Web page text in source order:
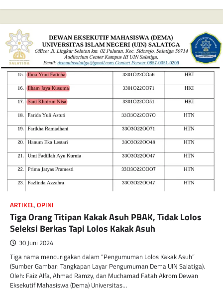
ARTIKEL, OPINI
Tiga Orang Titipan Kakak Asuh PBAK, Tidak Lolos
Seleksi Berkas Tapi Lolos Kakak Asuh
30 Juni 2024
Tiga nama mencurigakan dalam “Pengumuman Lolos Kakak Asuh”
(Sumber Gambar: Tangkapan Layar Pengumuman Dema UIN Salatiga).
Oleh: Faiz Alfa, Ahmad Ramzy, dan Muchamad Fatah Akrom Dewan
Eksekutif Mahasiswa (Dema) Universitas…